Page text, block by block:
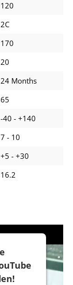
120
2C
170
20
24 Months
65
-40 - +140
7 - 10
+5 - +30
16.2